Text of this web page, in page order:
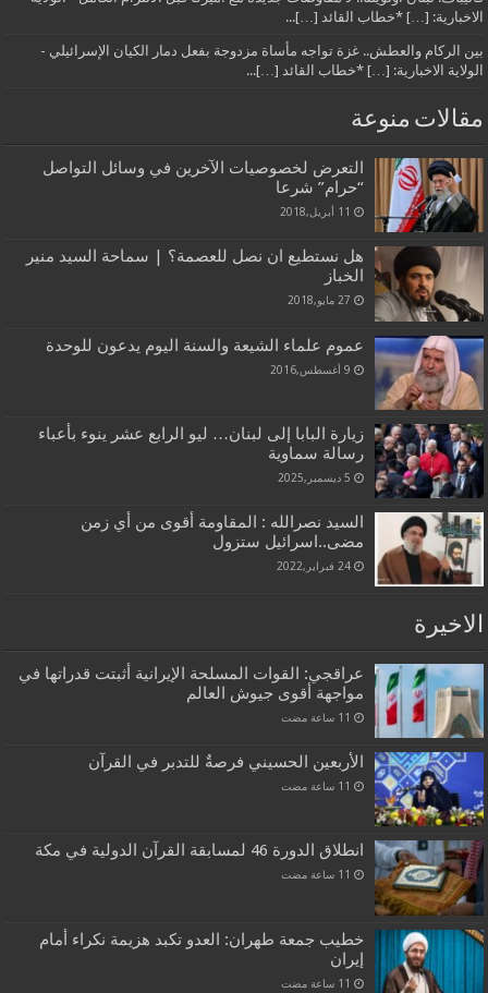
الاخبارية: […] *خطاب القائد […]...
بين الركام والعطش.. غزة تواجه مأساة مزدوجة بفعل دمار الكيان الإسرائيلي -
الولاية الاخبارية: […] *خطاب القائد […]...
مقالات منوعة
التعرض لخصوصيات الآخرين في وسائل التواصل
“حرام” شرعا
11 أبريل,2018
هل نستطيع ان نصل للعصمة؟ | سماحة السيد منير
الخباز
27 مايو,2018
عموم علماء الشيعة والسنة اليوم يدعون للوحدة
9 أغسطس,2016
زيارة البابا إلى لبنان… ليو الرابع عشر ينوء بأعباء
رسالة سماوية
5 ديسمبر,2025
السيد نصرالله : المقاومة أقوى من أي زمن
مضى..اسرائيل ستزول
24 فبراير,2022
الاخيرة
عراقجي: القوات المسلحة الإيرانية أثبتت قدراتها في
مواجهة أقوى جيوش العالم
الأربعين الحسيني فرصةٌ للتدبر في القرآن
انطلاق الدورة 46 لمسابقة القرآن الدولية في مكة
خطيب جمعة طهران: العدو تكبد هزيمة نكراء أمام
إيران